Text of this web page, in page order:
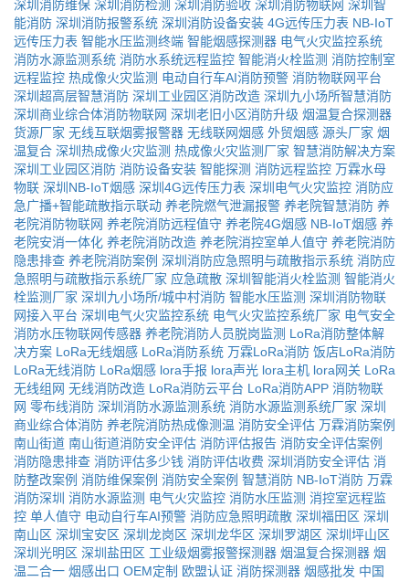
深圳消防维保 深圳消防检测 深圳消防验收 深圳消防物联网 深圳智
能消防 深圳消防报警系统 深圳消防设备安装 4G远传压力表 NB-IoT
远传压力表 智能水压监测终端 智能烟感探测器 电气火灾监控系统
消防水源监测系统 消防水系统远程监控 智能消火栓监测 消防控制室
远程监控 热成像火灾监测 电动自行车AI消防预警 消防物联网平台
深圳超高层智慧消防 深圳工业园区消防改造 深圳九小场所智慧消防
深圳商业综合体消防物联网 深圳老旧小区消防升级 烟温复合探测器
货源厂家 无线互联烟雾报警器 无线联网烟感 外贸烟感 源头厂家 烟
温复合 深圳热成像火灾监测 热成像火灾监测厂家 智慧消防解决方案
深圳工业园区消防 消防设备安装 智能探测 消防远程监控 万霖水母
物联 深圳NB-IoT烟感 深圳4G远传压力表 深圳电气火灾监控 消防应
急广播+智能疏散指示联动 养老院燃气泄漏报警 养老院智慧消防 养
老院消防物联网 养老院消防远程值守 养老院4G烟感 NB-IoT烟感 养
老院安消一体化 养老院消防改造 养老院消控室单人值守 养老院消防
隐患排查 养老院消防案例 深圳消防应急照明与疏散指示系统 消防应
急照明与疏散指示系统厂家 应急疏散 深圳智能消火栓监测 智能消火
栓监测厂家 深圳九小场所/城中村消防 智能水压监测 深圳消防物联
网接入平台 深圳电气火灾监控系统 电气火灾监控系统厂家 电气安全
消防水压物联网传感器 养老院消防人员脱岗监测 LoRa消防整体解
决方案 LoRa无线烟感 LoRa消防系统 万霖LoRa消防 饭店LoRa消防
LoRa无线消防 LoRa烟感 lora手报 lora声光 lora主机 lora网关 LoRa
无线组网 无线消防改造 LoRa消防云平台 LoRa消防APP 消防物联
网 零布线消防 深圳消防水源监测系统 消防水源监测系统厂家 深圳
商业综合体消防 养老院消防热成像测温 消防安全评估 万霖消防案例
南山街道 南山街道消防安全评估 消防评估报告 消防安全评估案例
消防隐患排查 消防评估多少钱 消防评估收费 深圳消防安全评估 消
防整改案例 消防维保案例 消防安全案例 智慧消防 NB-IoT消防 万霖
消防深圳 消防水源监测 电气火灾监控 消防水压监测 消控室远程监
控 单人值守 电动自行车AI预警 消防应急照明疏散 深圳福田区 深圳
南山区 深圳宝安区 深圳龙岗区 深圳龙华区 深圳罗湖区 深圳坪山区
深圳光明区 深圳盐田区 工业级烟雾报警探测器 烟温复合探测器 烟
温二合一 烟感出口 OEM定制 欧盟认证 消防探测器 烟感批发 中国